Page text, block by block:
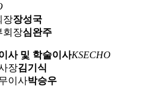
장장성국
회장심완주
사 및 학술이사KSECHO
장김기식
이사박승우